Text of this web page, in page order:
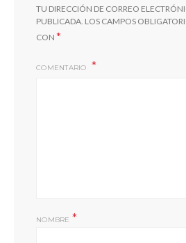
TU DIRECCIÓN DE CORREO
PUBLICADA. LOS CAMPOS
CON *
COMENTARIO
NOMBRE *